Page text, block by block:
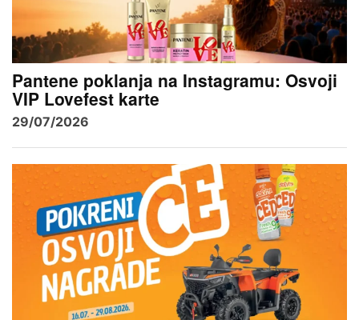
Pantene poklanja na Instagramu: Osvoji
VIP Lovefest karte
29/07/2026